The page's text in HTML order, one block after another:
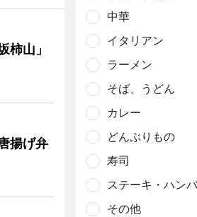
山」
揚げ弁
中華
イタリアン
ラーメン
そば、うどん
カレー
どんぶりもの
寿司
ステーキ・ハン
その他